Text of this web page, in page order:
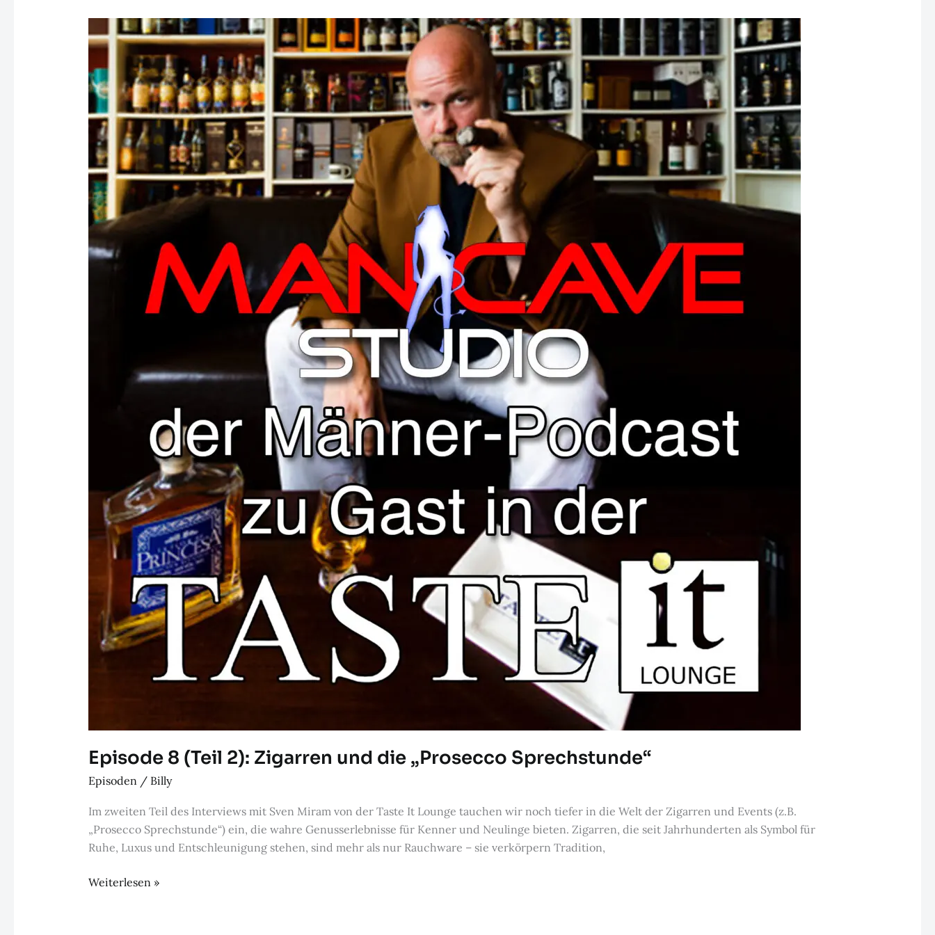
Episode 8 (Teil 2): Zigarren und die „Prosecco Sprechstunde“
Episoden / Billy
Im zweiten Teil des Interviews mit Sven Miram von der Taste It Lounge tauchen wir noch tiefer in die Welt der Zigarren und Events (z.B.
„Prosecco Sprechstunde“) ein, die wahre Genusserlebnisse für Kenner und Neulinge bieten. Zigarren, die seit Jahrhunderten als Symbol für
Ruhe, Luxus und Entschleunigung stehen, sind mehr als nur Rauchware – sie verkörpern Tradition,
Episode
Weiterlesen »